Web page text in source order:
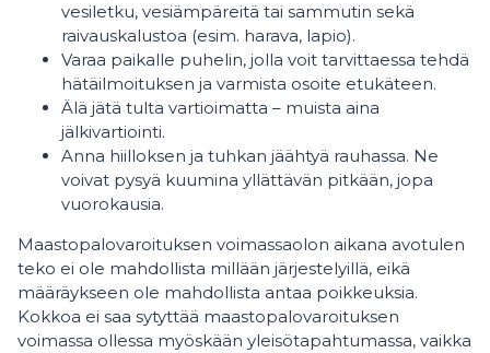
vesiletku, vesiämpäreitä tai sammutin sekä
raivauskalustoa (esim. harava, lapio).
Varaa paikalle puhelin, jolla voit tarvittaessa tehdä
hätäilmoituksen ja varmista osoite etukäteen.
Älä jätä tulta vartioimatta – muista aina
jälkivartiointi.
Anna hiilloksen ja tuhkan jäähtyä rauhassa. Ne
voivat pysyä kuumina yllättävän pitkään, jopa
vuorokausia.
Maastopalovaroituksen voimassaolon aikana avotulen
teko ei ole mahdollista millään järjestelyillä, eikä
määräykseen ole mahdollista antaa poikkeuksia.
Kokkoa ei saa sytyttää maastopalovaroituksen
voimassa ollessa myöskään yleisötapahtumassa, vaikka